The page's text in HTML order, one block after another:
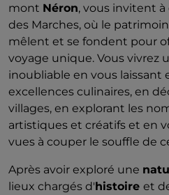
mont Néron, vous invitent
des Marches, où le
mêlent et se fondent pour
voyage unique. Vous vivrez
inoubliable en vous laissant
excellences culinaires, en
villages, en explorant les
artistiques et créatifs et en
vues à couper le souffle de
Après avoir exploré une
lieux chargés d'histoire et